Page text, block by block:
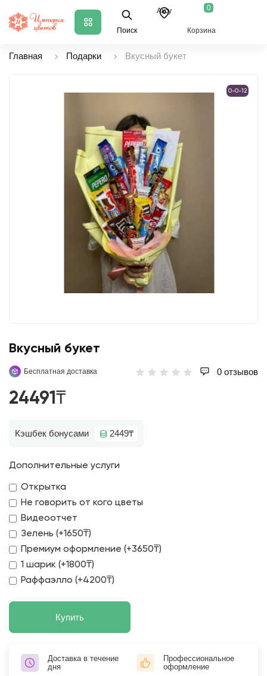
Поиск
Аксу 0
Корзина
Главная Подарки Вкусный букет
0-0-12
Вкусный букет
Бесплатная доставка 0 отзывов
24491₸
Кэшбек бонусами 2449₸
Дополнительные услуги
Открытка
Не говорить от кого цветы
Видеоотчет
Зелень (+1650₸)
Премиум оформление (+3650₸)
1 шарик (+1800₸)
Раффаэлло (+4200₸)
Купить
Доставка в течение
дня
Профессиональное
оформление